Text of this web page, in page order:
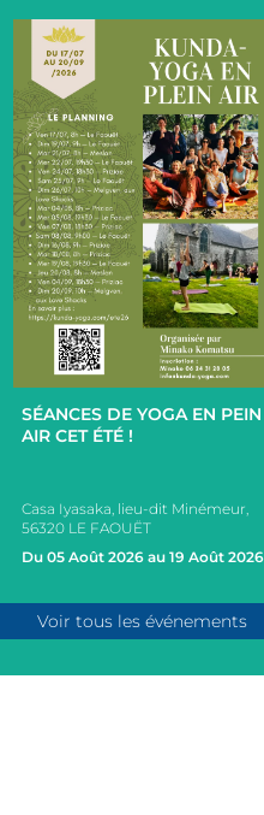
SÉANCES DE YOGA EN PEIN
AIR CET ÉTÉ !
Casa Iyasaka, lieu-dit Minémeur,
56320 LE FAOUËT
Du 05 Août 2026 au 19 Août 2026
Voir tous les événements